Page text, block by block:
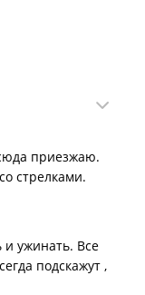
приезжаю.
стрелками.
и ужинать. Все
подскажут ,